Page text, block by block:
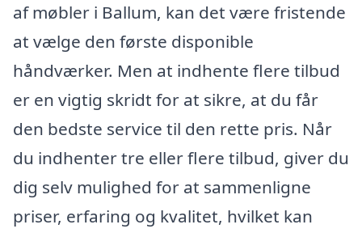
af møbler i Ballum, kan det være fristende
at vælge den første disponible
håndværker. Men at indhente flere tilbud
er en vigtig skridt for at sikre, at du får
den bedste service til den rette pris. Når
du indhenter tre eller flere tilbud, giver du
dig selv mulighed for at sammenligne
priser, erfaring og kvalitet, hvilket kan